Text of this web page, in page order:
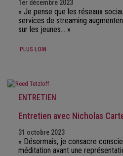
1er décembre 2023
« Je pense que les réseaux
services de streaming
sur les jeunes… »
PLUS LOIN
ENTRETIEN
Entretien avec Nicholas
31 octobre 2023
« Désormais, je consacre
méditation avant une